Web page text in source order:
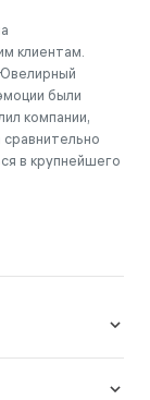
клиентам.
были
компании,
в крупнейшего